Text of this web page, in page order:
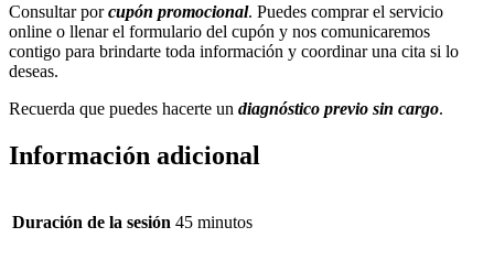
Consultar porcupón promocional. Puedes comprar el servicio
online o llenar el formulario del cupón y nos comunicaremos
contigo para brindarte toda información y coordinar una cita si lo
deseas.
Recuerda que puedes hacerte un diagnóstico previo sin cargo.
Información adicional
Duración de la sesión 45 minutos